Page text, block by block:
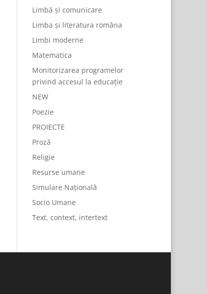
Limbă și comunicare
Limba și literatura româna
Limbi moderne
Matematica
Monitorizarea programelor
privind accesul la educație
NEW
Poezie
PROIECTE
Proză
Religie
Resurse umane
Simulare Națională
Socio Umane
Text, context, intertext